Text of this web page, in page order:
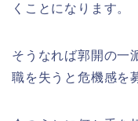
くことになります。
そうなれば郭開の一
職を失うと危機感を